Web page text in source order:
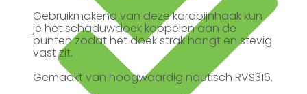
Gebruikmakend van deze karabijnhaak kun
je het schaduwdoek koppelen aan de
punten zodat het doek strak hangt en stevig
vast zit.
Gemaakt van hoogwaardig nautisch RVS316.